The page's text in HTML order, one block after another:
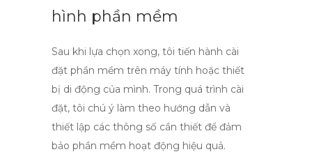
hình phần mềm
Sau khi lựa chọn xong, tôi tiến hành cài
đặt phần mềm trên máy tính hoặc thiết
bị di động của mình. Trong quá trình cài
đặt, tôi chú ý làm theo hướng dẫn và
thiết lập các thông số cần thiết để đảm
bảo phần mềm hoạt động hiệu quả.